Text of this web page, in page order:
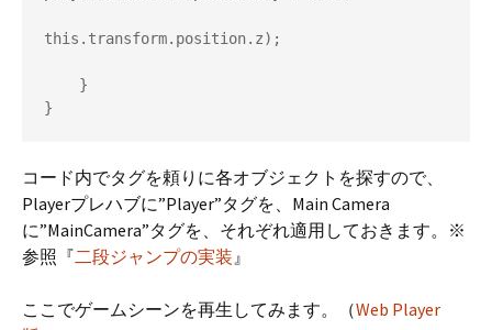
this.transform.position.z);
}
コード内でタグを頼りに各オブジェクトを探すので、
Playerプレハブに”Player”タグを、Main Camera
に”MainCamera”タグを、それぞれ適用しておきます。※
参照『二段ジャンプの実装』
ここでゲームシーンを再生してみます。（Web Player